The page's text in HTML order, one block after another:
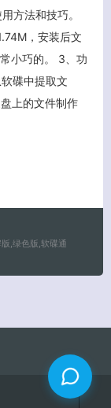
方法和技巧。
，安装后文
小巧的。 3、功
碟中提取文
上的文件制作
绿色版 软碟通